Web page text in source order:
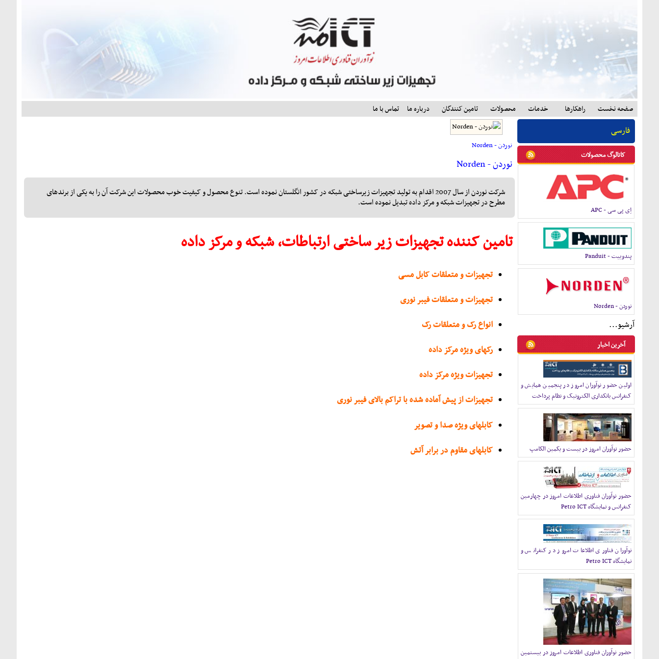
صفحه نخست راهکارها خدمات محصولات تامين کنندگان درباره ما تماس با ما
فارسی
کاتالوگ محصولات
اِی پی سی - APC
پندوييت - Panduit
نوردن - Norden
آرشيو...
آخرين اخبار
اولین حضور نوآوران امروز در پنجمین همایش و
کنفرانس بانکداری الکترونیک و نظام پرداخت
حضور نوآوران امروز در بیست و یکمین الکامپ
حضور نوآوران فناوری اطلاعات امروز در چهارمین
کنفرانس و نمایشگاه Petro ICT
نوآوران فناوری اطلاعات امروز در کنفرانس و
نمایشگاه Petro ICT
حضور نوآوران فناوری اطلاعات امروز در بیستمین
نوردن - Norden
نوردن - Norden
شرکت نوردن از سال 2007 اقدام به تولید تجهیزات زیرساختی شبکه در کشور انگلستان نموده است. تنوع محصول و کیفیت خوب محصولات این شرکت آن را به یکی از برندهای
مطرح در تجهیزات شبکه و مرکز داده تبدیل نموده است.
تامین کننده تجهیزات زیر ساختی ارتباطات، شبکه و مرکز داده
تجهیزات و متعلقات کابل مسی
تجهیزات و متعلقات فیبر نوری
انواع رک و متعلقات رک
رکهای ویژه مرکز داده
تجهیزات ویژه مرکز داده
تجهیزات از پیش آماده شده با تراکم بالای فیبر نوری
کابلهای ویژه صدا و تصویر
کابلهای مقاوم در برابر آتش